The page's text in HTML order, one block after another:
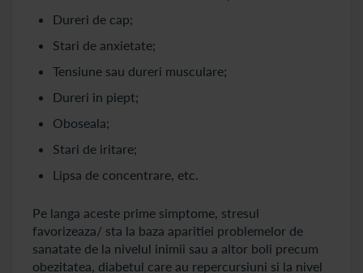
Dureri de cap;
Stari de anxietate;
Tensiune sau dureri musculare;
Dureri in piept;
Oboseala;
Stari de iritare;
Lipsa de concentrare, etc.
Pe langa aceste prime simptome, stresul
favorizeaza/ sta la baza aparitiei problemelor de
sanatate de la nivelul inimii sau a altor boli precum
obezitatea, diabetul care au repercursiuni si la nivel